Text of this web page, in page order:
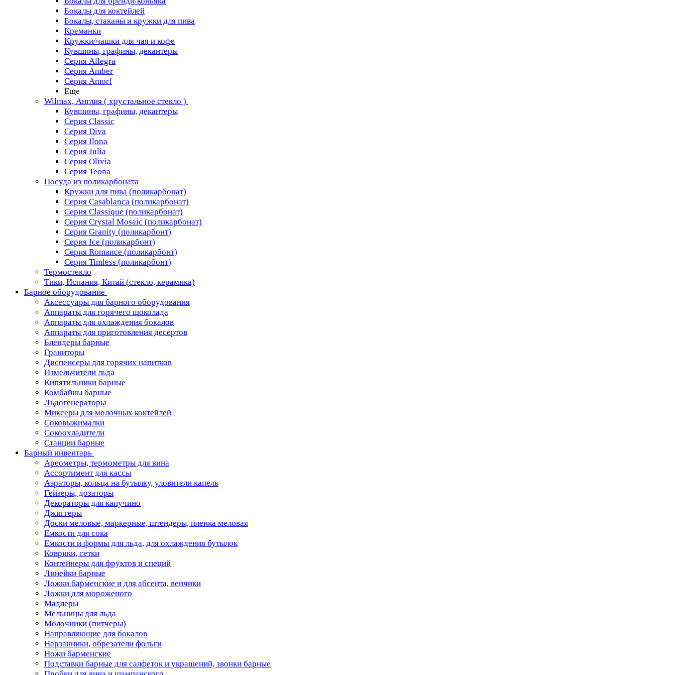
Бокалы для коктейлей
Бокалы, стаканы и кружки для пива
Креманки
Кружки/чашки для чая и кофе
Кувшины, графины, декантеры
Серия Allegra
Серия Amber
Серия Amorf
Еще
Wilmax, Англия ( хрустальное стекло )
Кувшины, графины, декантеры
Серия Classic
Серия Diva
Серия Ilona
Серия Julia
Серия Olivia
Серия Teona
Посуда из поликарбоната
Кружки для пива (поликарбонат)
Серия Casablanсa (поликарбонат)
Серия Classique (поликарбонат)
Серия Crystal Mosaic (поликарбонат)
Серия Granity (поликарбонт)
Серия Ice (поликарбонт)
Серия Romance (поликарбонт)
Серия Timless (поликарбонт)
Термостекло
Тики, Испания, Китай (стекло, керамика)
Барное оборудование
Аксессуары для барного оборудования
Аппараты для горячего шоколада
Аппараты для охлаждения бокалов
Аппараты для приготовления десертов
Блендеры барные
Граниторы
Диспенсеры для горячих напитков
Измельчители льда
Кипятильники барные
Комбайны барные
Льдогенераторы
Миксеры для молочных коктейлей
Соковыжималки
Сокоохладители
Станции барные
Барный инвентарь
Ареометры, термометры для вина
Ассортимент для кассы
Аэраторы, кольца на бутылку, уловители капель
Гейзеры, дозаторы
Декораторы для капучино
Джиггеры
Доски меловые, маркерные, штендеры, пленка меловая
Емкости для сока
Емкости и формы для льда, для охлаждения бутылок
Коврики, сетки
Контейнеры для фруктов и специй
Линейки барные
Ложки барменские и для абсента, венчики
Ложки для мороженого
Мадлеры
Мельницы для льда
Молочники (питчеры)
Направляющие для бокалов
Нарзанники, обрезатели фольги
Ножи барменские
Подставки барные для салфеток и украшений, звонки барные